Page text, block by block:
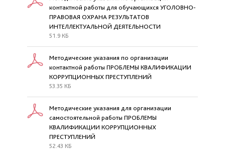
контактной работы для обучающихся УГОЛОВНО-
ПРАВОВАЯ ОХРАНА РЕЗУЛЬТАТОВ
ИНТЕЛЛЕКТУАЛЬНОЙ ДЕЯТЕЛЬНОСТИ
51.9 КБ
Методические указания по организации
контактной работы ПРОБЛЕМЫ КВАЛИФИКАЦИИ
КОРРУПЦИОННЫХ ПРЕСТУПЛЕНИЙ
53.35 КБ
Методические указания для организации
самостоятельной работы ПРОБЛЕМЫ
КВАЛИФИКАЦИИ КОРРУПЦИОННЫХ
ПРЕСТУПЛЕНИЙ
52.43 КБ